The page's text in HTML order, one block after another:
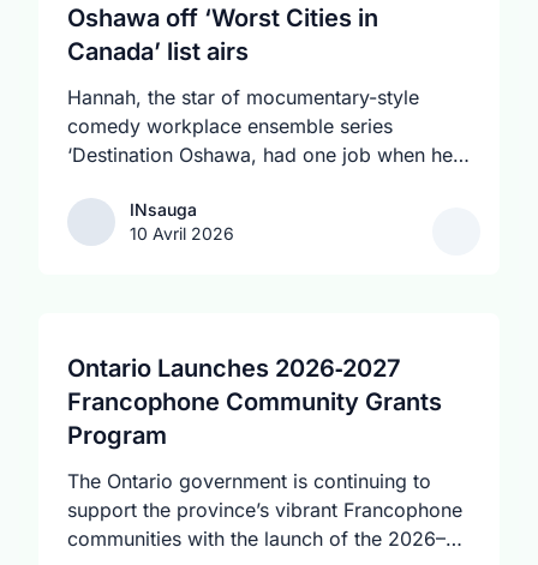
Oshawa off ‘Worst Cities in
Canada’ list airs
Hannah, the star of mocumentary-style
comedy workplace ensemble series
‘Destination Oshawa, had one job when her
director of the (fictional) Oshawa Tourism
Board: get the city – the butt of many a joke
and starring stand-up comedian and actor
Hannah Veldhoen, debuted Thursday and
sees Hannah try and inspire her crack team
of misfits to fulfill her promise of putting
Oshawa on the map “in a good way.”
INsaugaINsauga
10 Avril 2026
Ontario Launches 2026‑2027
Francophone Community Grants
Program
The Ontario government is continuing to
support the province’s vibrant Francophone
communities with the launch of the 2026–